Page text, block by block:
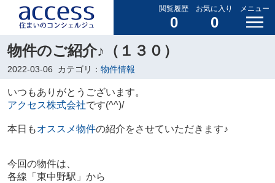
閲覧履歴
0
お気に入り
0
メニュー
物件のご紹介♪（１３０）
2022-03-06 カテゴリ： 物件情報
いつもありがとうございます。
アクセス株式会社です(^^)/
本日もオススメ物件の紹介をさせていただきます♪
今回の物件は、
各線 「 東中野駅 」から